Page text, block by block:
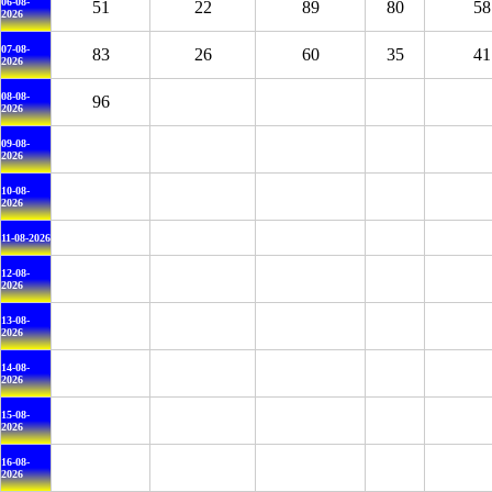
2026
51 22 89 80 58
07-08-
2026
83 26 60 35 41
08-08-
2026
96
09-08-
2026
10-08-
2026
11-08-2026
12-08-
2026
13-08-
2026
14-08-
2026
15-08-
2026
16-08-
2026